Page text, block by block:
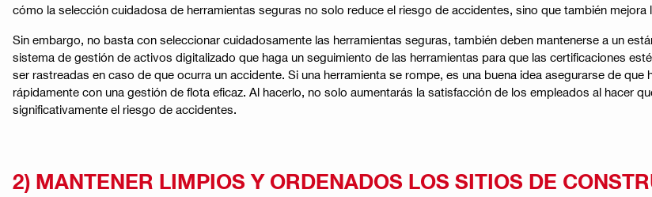
cómo la selección cuidadosa de herramientas seguras no solo reduce el riesgo de accidentes, sino que también mejora
Sin embargo, no basta con seleccionar cuidadosamente las herramientas seguras, también deben mantenerse a un
sistema de gestión de activos digitalizado que haga un seguimiento de las herramientas para que las certificaciones
ser rastreadas en caso de que ocurra un accidente. Si una herramienta se rompe, es una buena idea asegurarse de
rápidamente con una gestión de flota eficaz. Al hacerlo, no solo aumentarás la satisfacción de los empleados al hacer
significativamente el riesgo de accidentes.
2) MANTENER LIMPIOS Y ORDENADOS LOS SITIOS DE